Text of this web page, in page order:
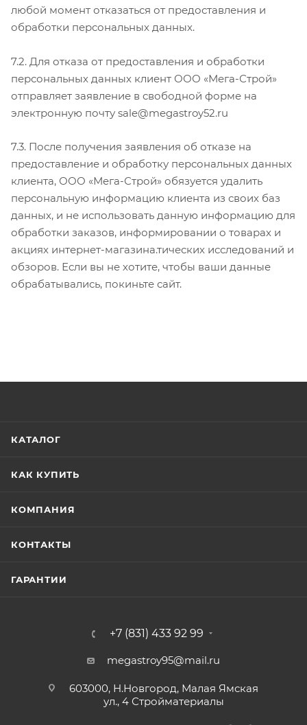
любой момент отказаться от предоставления и
обработки персональных данных.
7.2. Для отказа от предоставления и обработки
персональных данных клиент ООО «Мега-Строй»
отправляет заявление в свободной форме на
электронную почту sale@megastroy52.ru
7.3. После получения заявления об отказе на
предоставление и обработку персональных данных
клиента, ООО «Мега-Строй» обязуется удалить
персональную информацию клиента из своих баз
данных, и не использовать данную информацию для
обработки заказов, информировании о товарах и
акциях интернет-магазина.тических исследований и
обзоров. Если вы не хотите, чтобы ваши данные
обрабатывались, покиньте сайт.
КАТАЛОГ
КАК КУПИТЬ
КОМПАНИЯ
КОНТАКТЫ
ГАРАНТИИ
+7 (831) 433 92 99
megastroy95@mail.ru
603000, Н.Новгород, Малая Ямская
ул., 4 Стройматериалы